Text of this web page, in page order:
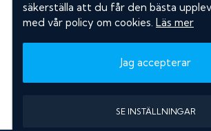
säkerställa att du får den bästa
med vår policy om cookies. Läs mer
Jag accepterar
SE INSTÄLLNINGAR